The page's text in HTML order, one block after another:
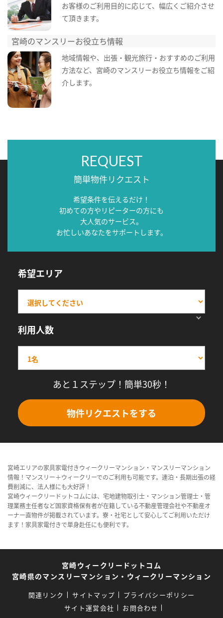
お客様のご利用目的に応じて、幅広くご紹介させ
て頂きます。
宮崎のマンスリーお役立ち情報
地域情報や、出張・観光旅行・おすすめのご利用
方法など、宮崎のマンスリーお役立ち情報をご紹
介します。
REQUEST
簡単物件リクエスト
希望条件を伝えるだけ！
初めての方やリピーターの方にも
大人気のサービス。
お忙しいあなたをサポートします。
希望エリア
利用人数
あと１ステップ！簡単30秒！
物件リクエストをする
宮崎エリアの家具家電付きウィークリーマンション・マンスリーマンション
情報！マンスリー＋ウィークリーでのご利用も可能です。連泊・長期出張の経
費削減に、法人様にも大好評！
宮崎ウィークリードットコムには、宅地建物取引士・マンション管理士・管
理業務主任者など国家資格保有者が在籍している不動産管理会社や不動産オ
ーナー直物件が掲載されています。寮・社宅として安心してご利用いただけ
ます！家具家電付きで単身赴任にも便利です。
宮崎ウィークリードットコム
宮崎県のマンスリーマンション・ウィークリーマンション
関連リンク サイトマップ
プライバシーポリシー
サイト運営会社
お問合わせ